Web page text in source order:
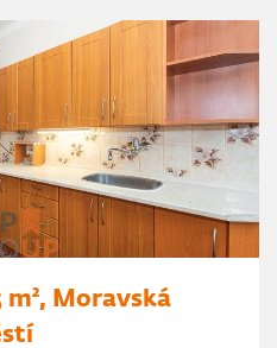
m², Moravská